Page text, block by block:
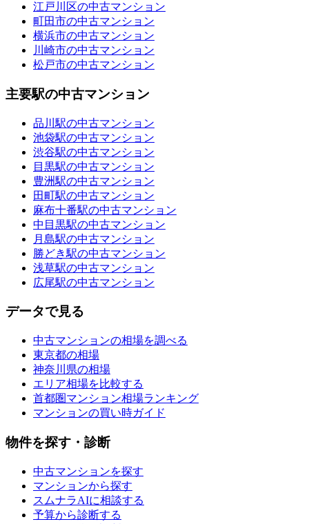
江戸川区の中古マンション
町田市の中古マンション
横浜市の中古マンション
川崎市の中古マンション
松戸市の中古マンション
主要駅の中古マンション
品川駅の中古マンション
池袋駅の中古マンション
渋谷駅の中古マンション
目黒駅の中古マンション
豊洲駅の中古マンション
田町駅の中古マンション
麻布十番駅の中古マンション
中目黒駅の中古マンション
月島駅の中古マンション
勝どき駅の中古マンション
浅草駅の中古マンション
広尾駅の中古マンション
データで見る
中古マンションの相場を調べる
東京都の相場
神奈川県の相場
エリア相場を比較する
首都圏マンション相場ランキング
マンションの買い時ガイド
物件を探す・診断
中古マンションを探す
マンションから探す
スムナラAIに相談する
予算から診断する